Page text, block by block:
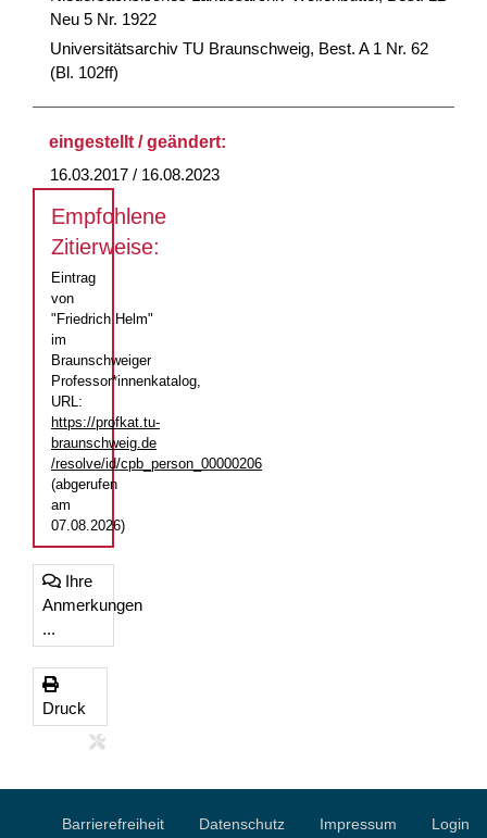
Neu 5 Nr. 1922
Universitätsarchiv TU Braunschweig, Best. A 1 Nr. 62
(Bl. 102ff)
eingestellt / geändert:
16.03.2017 / 16.08.2023
Empfohlene
Zitierweise:
Eintrag
von
"Friedrich Helm"
im
Braunschweiger
Professor*innenkatalog,
URL:
https://profkat.tu-
braunschweig.de
/resolve/id/cpb_person_00000206
(abgerufen
am
07.08.2026)
Ihre
Anmerkungen
...
Druck
Barrierefreiheit Datenschutz Impressum Login